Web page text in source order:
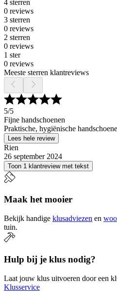
4 sterren
0 reviews
3 sterren
0 reviews
2 sterren
0 reviews
1 ster
0 reviews
Meeste sterren klantreviews
5/5
Fijne handschoenen
Praktische, hygiënische
Lees hele review
Rien
26 september 2024
Toon 1 klantreview met tekst
Maak het mooier
Bekijk handige klusadviezen en
tuin.
Hulp bij je klus nodig?
Laat jouw klus uitvoeren door een
Klusservice